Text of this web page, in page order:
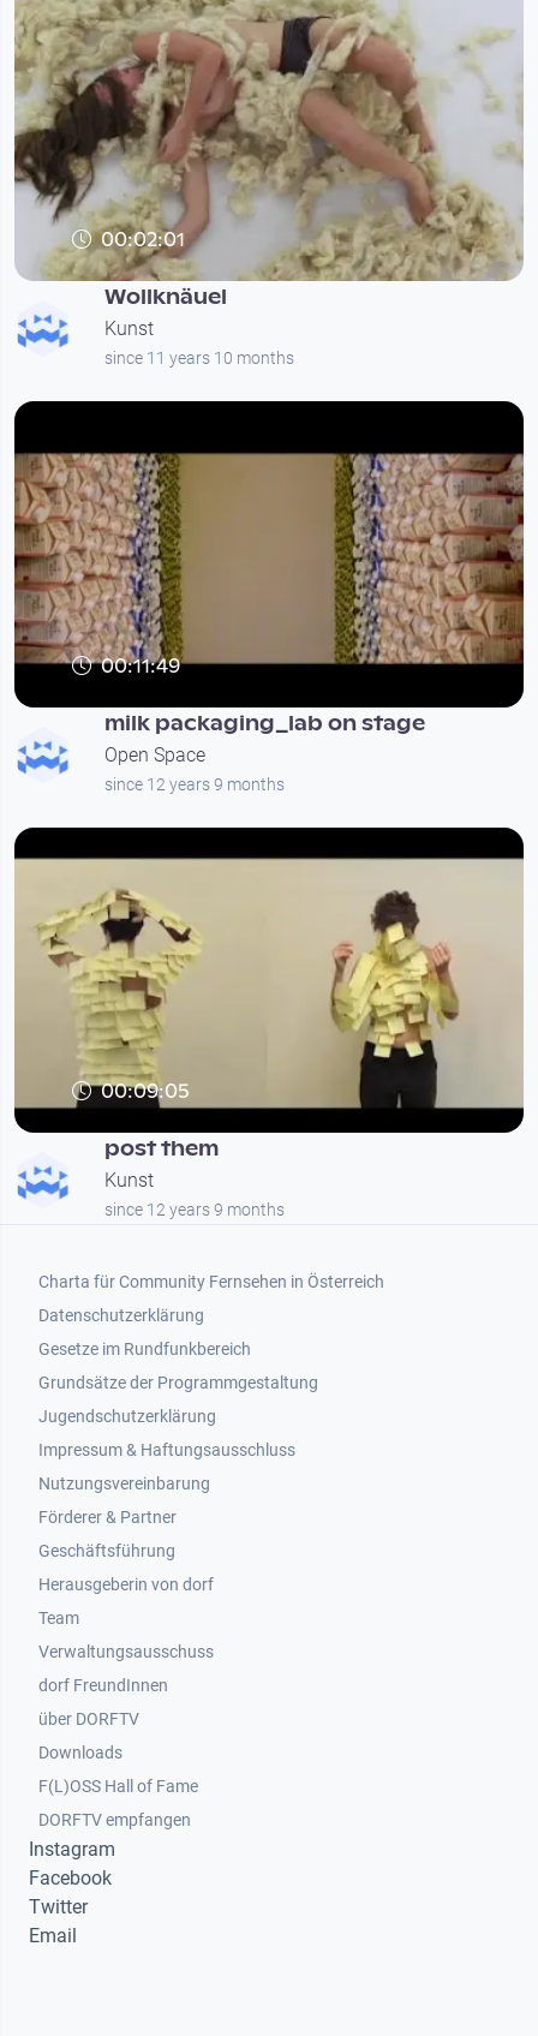
00:02:01
Wollknäuel
Kunst
since 11 years 10 months
00:11:49
milk packaging_lab on stage
Open Space
since 12 years 9 months
00:09:05
post them
Kunst
since 12 years 9 months
Footer 1
Charta für Community Fernsehen in Österreich
Datenschutzerklärung
Gesetze im Rundfunkbereich
Grundsätze der Programmgestaltung
Jugendschutzerklärung
Impressum & Haftungsausschluss
Nutzungsvereinbarung
Footer 2
Förderer & Partner
Geschäftsführung
Herausgeberin von dorf
Team
Verwaltungsausschuss
dorf FreundInnen
Footer 3
über DORFTV
Downloads
F(L)OSS Hall of Fame
Footer 4
DORFTV empfangen
Instagram
Facebook
Twitter
Email